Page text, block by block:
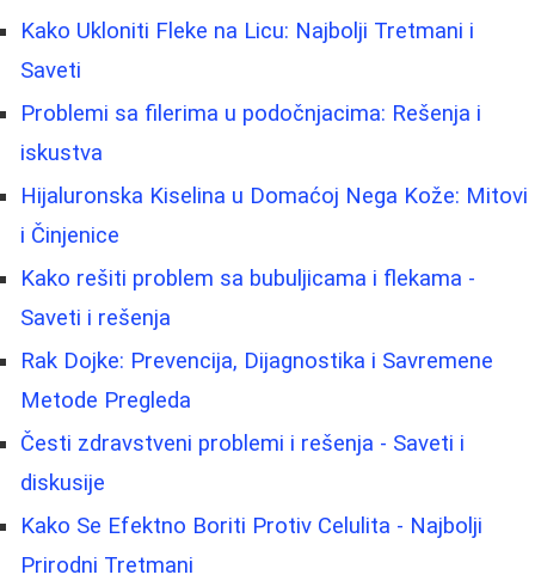
Kako Ukloniti Fleke na Licu: Najbolji Tretmani i
Saveti
Problemi sa filerima u podočnjacima: Rešenja i
iskustva
Hijaluronska Kiselina u Domaćoj Nega Kože: Mitovi
i Činjenice
Kako rešiti problem sa bubuljicama i flekama -
Saveti i rešenja
Rak Dojke: Prevencija, Dijagnostika i Savremene
Metode Pregleda
Česti zdravstveni problemi i rešenja - Saveti i
diskusije
Kako Se Efektno Boriti Protiv Celulita - Najbolji
Prirodni Tretmani